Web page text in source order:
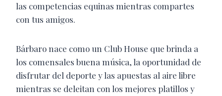
las competencias equinas mientras compartes
con tus amigos.
Bárbaro nace como un Club House que brinda a
los comensales buena música, la oportunidad de
disfrutar del deporte y las apuestas al aire libre
mientras se deleitan con los mejores platillos y